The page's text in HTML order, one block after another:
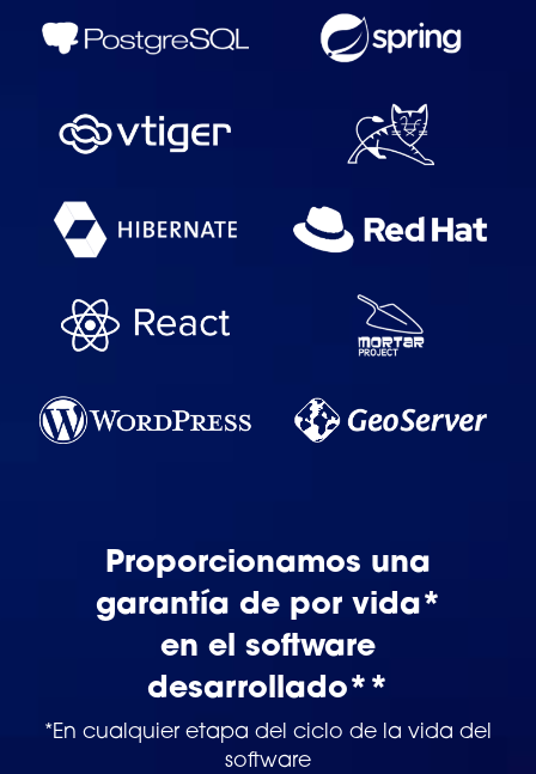
Proporcionamos una
garantía de por vida*
en el software
desarrollado**
*En cualquier etapa del ciclo de la vida del
software